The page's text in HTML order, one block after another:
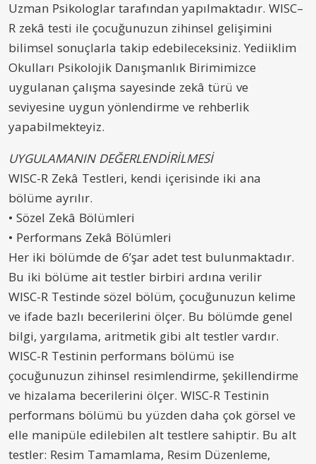
Uzman Psikologlar tarafından yapılmaktadır. WISC–
R zekâ testi ile çocuğunuzun zihinsel gelişimini
bilimsel sonuçlarla takip edebileceksiniz. Yediiklim
Okulları Psikolojik Danışmanlık Birimimizce
uygulanan çalışma sayesinde zekâ türü ve
seviyesine uygun yönlendirme ve rehberlik
yapabilmekteyiz.
UYGULAMANIN DEĞERLENDİRİLMESİ
WISC-R Zekâ Testleri, kendi içerisinde iki ana
bölüme ayrılır.
• Sözel Zekâ Bölümleri
• Performans Zekâ Bölümleri
Her iki bölümde de 6’şar adet test bulunmaktadır.
Bu iki bölüme ait testler birbiri ardına verilir
WISC-R Testinde sözel bölüm, çocuğunuzun kelime
ve ifade bazlı becerilerini ölçer. Bu bölümde genel
bilgi, yargılama, aritmetik gibi alt testler vardır.
WISC-R Testinin performans bölümü ise
çocuğunuzun zihinsel resimlendirme, şekillendirme
ve hizalama becerilerini ölçer. WISC-R Testinin
performans bölümü bu yüzden daha çok görsel ve
elle manipüle edilebilen alt testlere sahiptir. Bu alt
testler: Resim Tamamlama, Resim Düzenleme,